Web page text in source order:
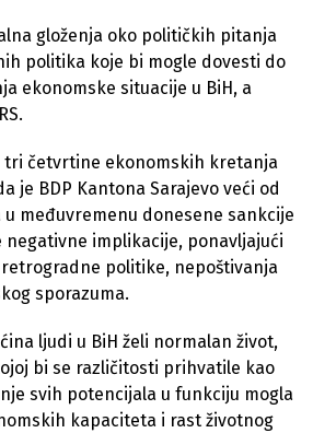
gloženja oko političkih pitanja
politika koje bi mogle dovesti do
ekonomske situacije u BiH, a
tri četvrtine ekonomskih kretanja
je BDP Kantona Sarajevo veći od
u međuvremenu donesene sankcije
negativne implikacije, ponavljajući
politike, nepoštivanja
sporazuma.
ljudi u BiH želi normalan život,
bi se različitosti prihvatile kao
svih potencijala u funkciju mogla
kapaciteta i rast životnog